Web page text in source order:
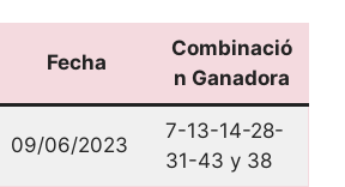
Fecha
Combinació
n Ganadora
09/06/2023
7-13-14-28-
31-43 y 38